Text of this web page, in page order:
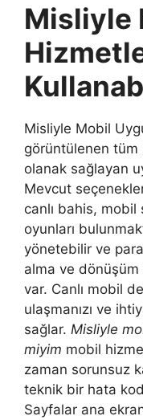
Misliyle
Misliyle Mobil
görüntülenen tüm
olanak sağlayan
Mevcut
canlı bahis,
oyunları
yönetebilir ve
alma ve dönüşüm
var. Canlı mobil
ulaşmanızı ve
sağlar. Misliyle
miyim mobil
zaman sorunsuz
teknik bir hata
Sayfalar ana